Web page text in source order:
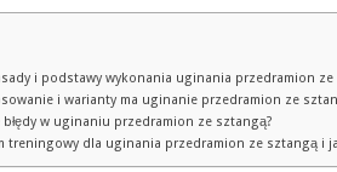
i podstawy wykonania uginania przedramion ze
i warianty ma uginanie przedramion ze
błędy w uginaniu przedramion ze sztangą?
treningowy dla uginania przedramion ze sztangą i